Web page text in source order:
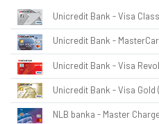
Unicredit Bank - Visa
Unicredit Bank -
Unicredit Bank - Visa
Unicredit Bank - Visa Gold
NLB banka - Master